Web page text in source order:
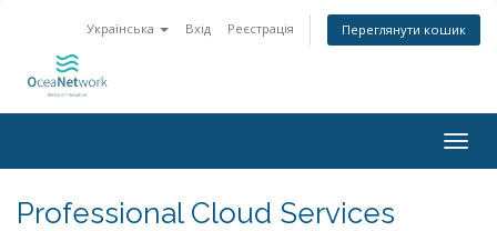
Українська Вхід Реєстрація Переглянути кошик
Professional Cloud Services